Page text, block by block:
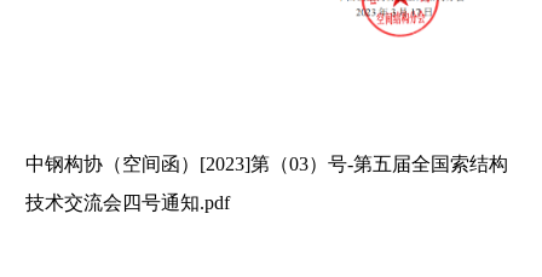
中钢构协（空间函）[2023]第（03）号-第五届全国索结构
技术交流会四号通知.pdf